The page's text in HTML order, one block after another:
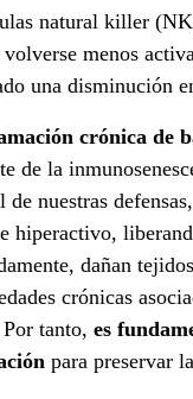
natural killer
volverse menos
una disminución
crónica de
de la
de nuestras
hiperactivo,
dañan
crónicas
tanto, es
para preservar